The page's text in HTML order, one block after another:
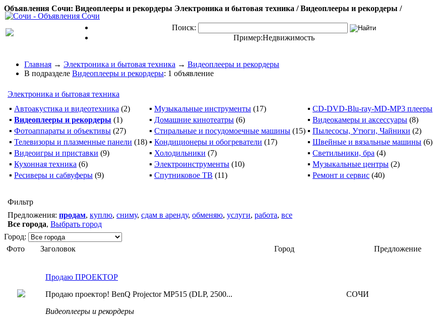
Объявления Сочи: Видеоплееры и рекордеры Электроника и бытовая техника / Видеоплееры и рекордеры /
Поиск:
Пример:Недвижимость
Главная → Электроника и бытовая техника → Видеоплееры и рекордеры
В подразделе Видеоплееры и рекордеры: 1 объявление
Электроника и бытовая техника
▪ Автоакустика и видеотехника (2) ▪ Музыкальные инструменты (17) ▪ CD-DVD-Blu-ray-MD-MP3 плееры
▪ Видеоплееры и рекордеры (1) ▪ Домашние кинотеатры (6) ▪ Видеокамеры и аксессуары (8)
▪ Фотоаппараты и объективы (27) ▪ Стиральные и посудомоечные машины (15) ▪ Пылесосы, Утюги, Чайники (2)
▪ Телевизоры и плазменные панели (18) ▪ Кондиционеры и обогреватели (17) ▪ Швейные и вязальные машины (6)
▪ Видеоигры и приставки (9) ▪ Холодильники (7) ▪ Светильники, бра (4)
▪ Кухонная техника (6) ▪ Электроинструменты (10) ▪ Музыкальные центры (2)
▪ Ресиверы и сабвуферы (9) ▪ Спутниковое ТВ (11) ▪ Ремонт и сервис (40)
Фильтр
Предложения: продам, куплю, сниму, сдам в аренду, обменяю, услуги, работа, все
Все города, Выбрать город
Город:
Фото
Заголовок Город Предложение
Продаю ПРОЕКТОР
Продаю проектор! BenQ Projector MP515 (DLP, 2500...
Видеоплееры и рекордеры
СОЧИ